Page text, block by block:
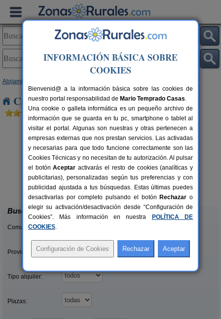
Alojamientos
Casas Rurales cerca de Lancharejo
6-16+1 pers.
desde38 €
Casa Rural El Rincón de Gredos
Navaluenga (Ávila)
Buscar
Comunidades:
Provincias/Islas:
Tipo alquiler:
Plazas:
INFORMACIÓN BÁSICA SOBRE
COOKIES
Bienvenid@ a la información básica sobre las cookies de
nuestro portal responsabilidad de Mario Temprado Casas.
Una cookie o galleta informática es un pequeño archivo de
información que se guarda en tu pc, smartphone o tablet al
visitar el portal. Algunas son nuestras y otras pertenecen a
empresas externas que nos prestan servicios. Las activadas
y necesarias para que todo funcione correctamente son las
Cookies Técnicas y no necesitan de tu autorización. Al pulsar
el botónAceptar activarás el resto de cookies (analíticas y
publicitarias), personalizadas según tus preferencias y con
publicidad ajustada a tus búsquedas. Estas últimas puedes
desactivarlas por completo pulsando el botón Rechazar o
elegir su activación/desactivación desde “Configuración de
Cookies”. Más información en nuestra
POLÍTICA DE
COOKIES.